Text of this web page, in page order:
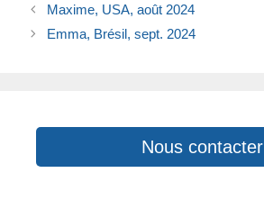
Maxime, USA, août 2024
Emma, Brésil, sept. 2024
Nous contacter